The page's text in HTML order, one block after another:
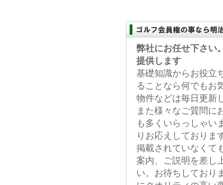
弊社にお任せ下さい
提供します
基礎知識からお役立
ることなら何でもお
物件などは毎日更新
また様々なご質問に
も多くいらっしゃい
りお応えしておりま
掲載されていなくて
案内、ご説明を差し
い。お待ちしており